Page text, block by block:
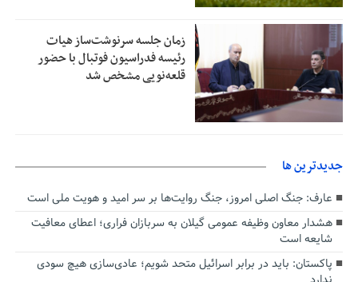
زمان جلسه سرنوشت‌ساز هیات
رئیسه فدراسیون فوتبال با حضور
قلعه‌نویی مشخص شد
جديدترين ها
عارف: جنگ اصلی امروز، جنگ روایت‌ها بر سر امید و هویت ملی است
هشدار معاون وظیفه عمومی گیلان به سربازان فراری؛ اعطای معافیت
شایعه است
پاکستان: باید در برابر اسرائیل متحد شویم؛ عادی‌سازی هیچ سودی